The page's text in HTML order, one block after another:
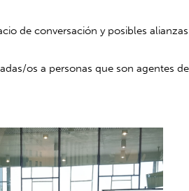
de conversación y posibles
os a personas que son agentes